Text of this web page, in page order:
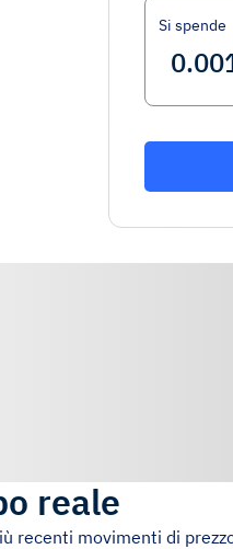
Si spende
reale
recenti movimenti di